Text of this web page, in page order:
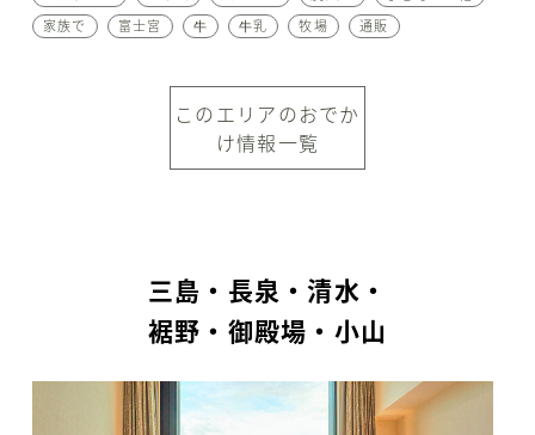
家族で
富士宮 牛 牛乳 牧場 通販
このエリアのおでか
け情報一覧
三島・長泉・清水・
裾野・御殿場・小山